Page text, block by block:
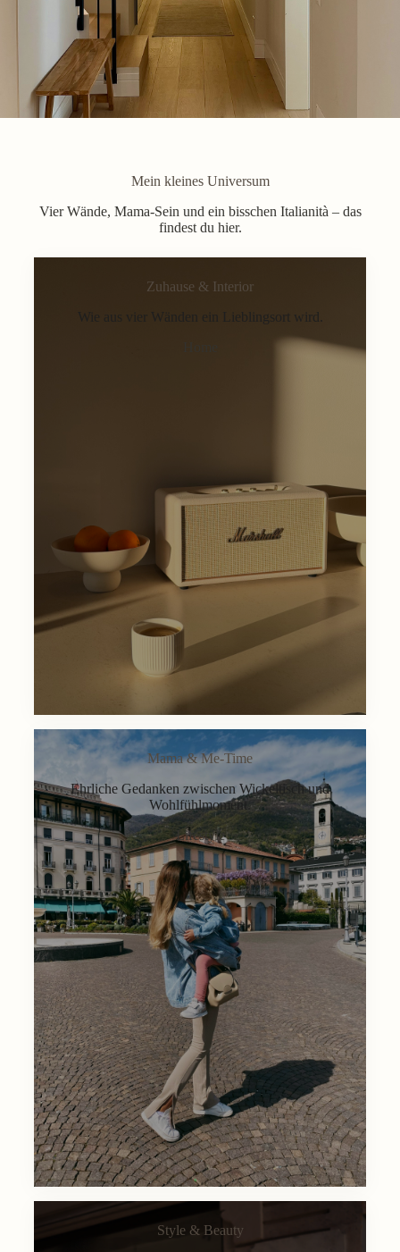
Mein kleines Universum
Vier Wände, Mama-Sein und ein bisschen Italianità – das
findest du hier.
Zuhause & Interior
Wie aus vier Wänden ein Lieblingsort wird.
Mama & Me-Time
Ehrliche Gedanken zwischen Wickeltisch und
Wohlfühlmoment.
Lifestyle
Style & Beauty